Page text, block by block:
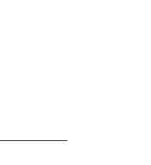
24 jul. 19:25
van